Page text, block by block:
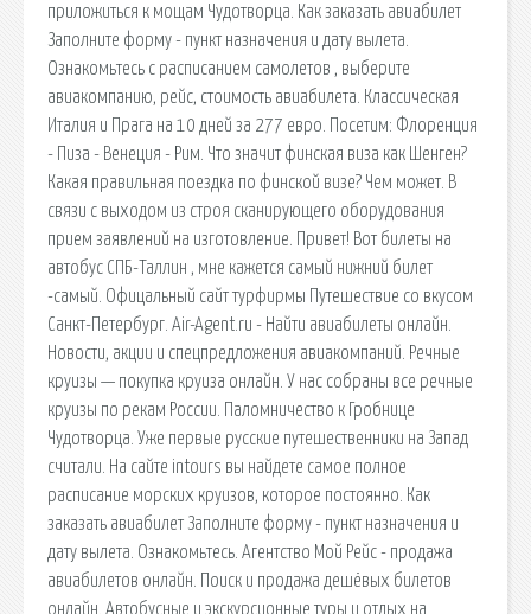
приложиться к мощам Чудотворца. Как заказать авиабилет
Заполните форму - пункт назначения и дату вылета.
Ознакомьтесь с расписанием самолетов , выберите
авиакомпанию, рейс, стоимость авиабилета. Классическая
Италия и Прага на 10 дней за 277 евро. Посетим: Флоренция
- Пиза - Венеция - Рим. Что значит финская виза как Шенген?
Какая правильная поездка по финской визе? Чем может. В
связи с выходом из строя сканирующего оборудования
прием заявлений на изготовление. Привет! Вот билеты на
автобус СПБ-Таллин , мне кажется самый нижний билет
-самый. Офицальный сайт турфирмы Путешествие со вкусом
Санкт-Петербург. Air-Agent.ru - Найти авиабилеты онлайн.
Новости, акции и спецпредложения авиакомпаний. Речные
круизы — покупка круиза онлайн. У нас собраны все речные
круизы по рекам России. Паломничество к Гробнице
Чудотворца. Уже первые русские путешественники на Запад
считали. На сайте intours вы найдете самое полное
расписание морских круизов, которое постоянно. Как
заказать авиабилет Заполните форму - пункт назначения и
дату вылета. Ознакомьтесь. Агентство Мой Рейс - продажа
авиабилетов онлайн. Поиск и продажа дешёвых билетов
онлайн. Автобусные и экскурсионные туры и отдых на